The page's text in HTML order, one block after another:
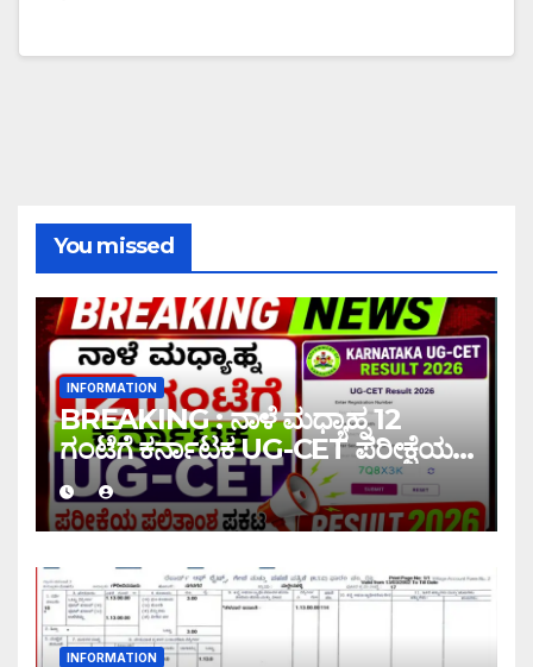
You missed
INFORMATION
BREAKING : ನಾಳೆ ಮಧ್ಯಾಹ್ನ 12
ಗಂಟೆಗೆ ಕರ್ನಾಟಕ UG-CET ಪರೀಕ್ಷೆಯ
ಫಲಿತಾಂಶ ಪ್ರಕಟ |UG-CET Result
2026
INFORMATION